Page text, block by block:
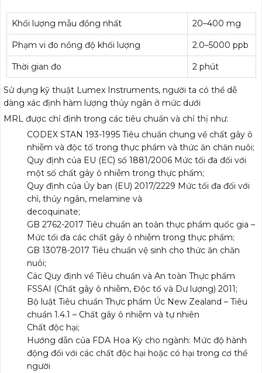
Khối lượng mẫu đồng nhất 20–400 mg
Phạm vi đo nồng độ khối lượng 2.0–5000 ppb
Thời gian đo 2 phút
Sử dụng kỹ thuật Lumex Instruments, người ta có thể dễ
dàng xác định hàm lượng thủy ngân ở mức dưới
MRL được chỉ định trong các tiêu chuẩn và chỉ thị như:
CODEX STAN 193-1995 Tiêu chuẩn chung về chất gây ô
nhiễm và độc tố trong thực phẩm và thức ăn chăn nuôi;
Quy định của EU (EC) số 1881/2006 Mức tối đa đối với
một số chất gây ô nhiễm trong thực phẩm;
Quy định của Ủy ban (EU) 2017/2229 Mức tối đa đối với
chì, thủy ngân, melamine và
decoquinate;
GB 2762-2017 Tiêu chuẩn an toàn thực phẩm quốc gia –
Mức tối đa các chất gây ô nhiễm trong thực phẩm;
GB 13078-2017 Tiêu chuẩn vệ sinh cho thức ăn chăn
nuôi;
Các Quy định về Tiêu chuẩn và An toàn Thực phẩm
FSSAI (Chất gây ô nhiễm, Độc tố và Dư lượng) 2011;
Bộ luật Tiêu chuẩn Thực phẩm Úc New Zealand – Tiêu
chuẩn 1.4.1 – Chất gây ô nhiễm và tự nhiên
Chất độc hại;
Hướng dẫn của FDA Hoa Kỳ cho ngành: Mức độ hành
động đối với các chất độc hại hoặc có hại trong cơ thể
người